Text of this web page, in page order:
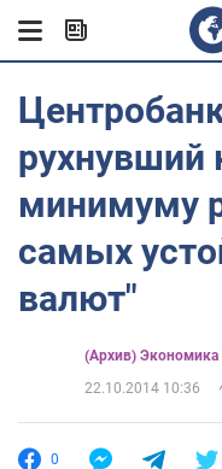
рухнувший
минимуму
самых
валют"
(Архив) Экономика
22.10.2014 10:36
0